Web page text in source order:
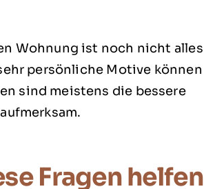
Wohnung ist noch nicht alles
persönliche Motive können
sind meistens die bessere
Fragen helfen